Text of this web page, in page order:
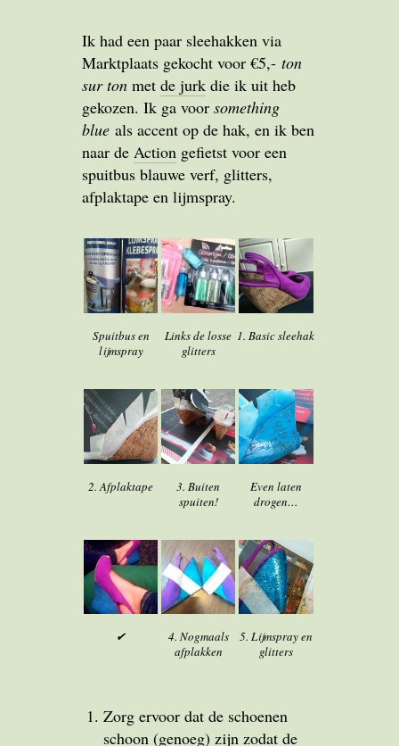
Ik had een paar sleehakken via
Marktplaats gekocht voor €5,- ton
sur ton met de jurk die ik uit heb
gekozen. Ik ga voor something
blue als accent op de hak, en ik ben
naar de Action gefietst voor een
spuitbus blauwe verf, glitters,
afplaktape en lijmspray.
Spuitbus en
lijmspray
Links de losse
glitters
1. Basic sleehak
2. Afplaktape
3. Buiten
spuiten!
Even laten
drogen…
✔
4. Nogmaals
afplakken
5. Lijmspray en
glitters
Zorg ervoor dat de schoenen
schoon (genoeg) zijn zodat de